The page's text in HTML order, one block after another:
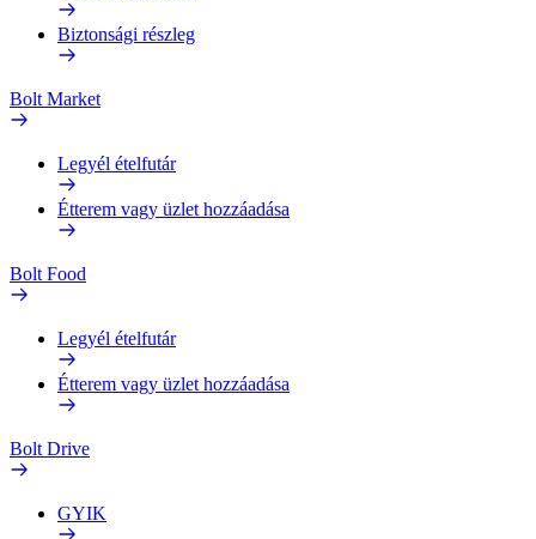
Biztonsági részleg
Bolt Market
Legyél ételfutár
Étterem vagy üzlet hozzáadása
Bolt Food
Legyél ételfutár
Étterem vagy üzlet hozzáadása
Bolt Drive
GYIK